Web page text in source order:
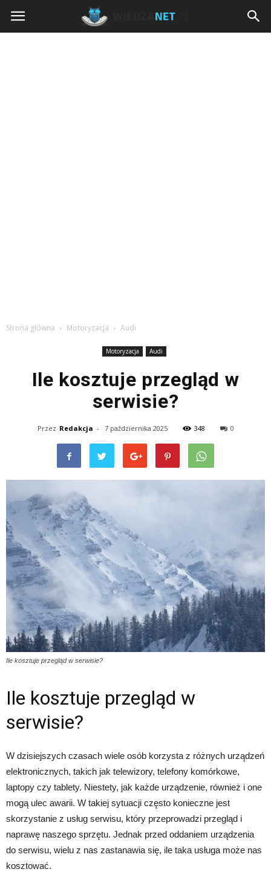
Wiedzanet.pl
Strona główna Motoryzacja Audi
Motoryzacja Audi
Ile kosztuje przegląd w
serwisie?
Przez Redakcja - 7 października 2025 348 0
Ile kosztuje przegląd w serwisie?
Ile kosztuje przegląd w
serwisie?
W dzisiejszych czasach wiele osób korzysta z różnych urządzeń
elektronicznych, takich jak telewizory, telefony komórkowe,
laptopy czy tablety. Niestety, jak każde urządzenie, również i one
mogą ulec awarii. W takiej sytuacji często konieczne jest
skorzystanie z usług serwisu, który przeprowadzi przegląd i
naprawę naszego sprzętu. Jednak przed oddaniem urządzenia
do serwisu, wielu z nas zastanawia się, ile taka usługa może nas
kosztować.